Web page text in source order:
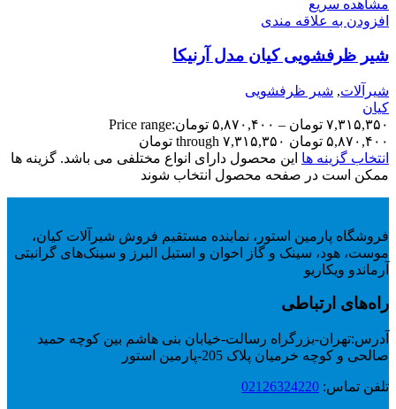
مشاهده سریع
افزودن به علاقه مندی
شیر ظرفشویی کیان مدل آرنیکا
شیرآلات, شیر ظرفشویی
کیان
۷,۳۱۵,۳۵۰ تومان – ۵,۸۷۰,۴۰۰ تومانPrice range:
۵,۸۷۰,۴۰۰ تومان through ۷,۳۱۵,۳۵۰ تومان
انتخاب گزینه ها این محصول دارای انواع مختلفی می باشد. گزینه ها
ممکن است در صفحه محصول انتخاب شوند
فروشگاه پارمین استور، نماینده مستقیم فروش شیرآلات کیان،
موست، هود، سینک و گاز اخوان و استیل البرز و سینک‌های گرانیتی
آرماندو ویکاریو
راه‌های ارتباطی
آدرس:تهران-بزرگراه رسالت-خیابان بنی هاشم بین کوچه حمید
صالحی و کوچه خرمیان پلاک 205-پارمین استور
تلفن تماس: 02126324220